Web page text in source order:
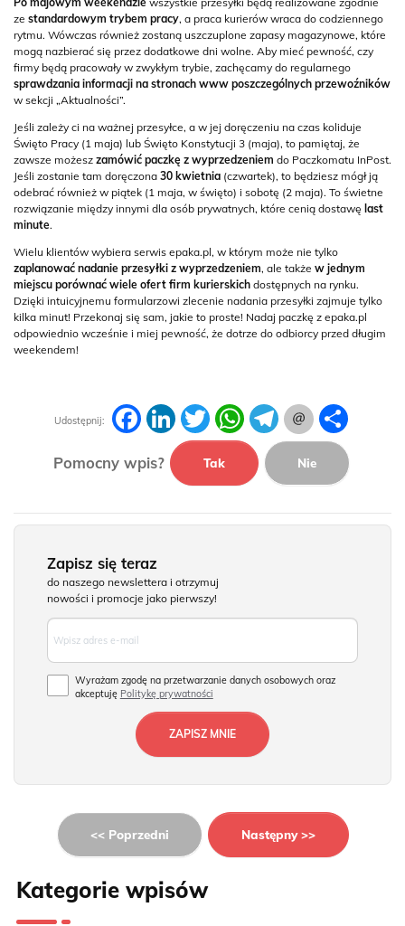
ze standardowym trybem pracy, a praca kurierów wraca do codziennego
rytmu. Wówczas również zostaną uszczuplone zapasy magazynowe, które
mogą nazbierać się przez dodatkowe dni wolne. Aby mieć pewność, czy
firmy będą pracowały w zwykłym trybie, zachęcamy do regularnego
sprawdzania informacji na stronach www poszczególnych przewoźników
w sekcji „Aktualności”.
Jeśli zależy ci na ważnej przesyłce, a w jej doręczeniu na czas koliduje
Święto Pracy (1 maja) lub Święto Konstytucji 3 (maja), to pamiętaj, że
zawsze możesz zamówić paczkę z wyprzedzeniem do Paczkomatu InPost.
Jeśli zostanie tam doręczona 30 kwietnia (czwartek), to będziesz mógł ją
odebrać również w piątek (1 maja, w święto) i sobotę (2 maja). To świetne
rozwiązanie między innymi dla osób prywatnych, które cenią dostawę last
minute.
Wielu klientów wybiera serwis epaka.pl, w którym może nie tylko
zaplanować nadanie przesyłki z wyprzedzeniem, ale także w jednym
miejscu porównać wiele ofert firm kurierskich dostępnych na rynku.
Dzięki intuicyjnemu formularzowi zlecenie nadania przesyłki zajmuje tylko
kilka minut! Przekonaj się sam, jakie to proste! Nadaj paczkę z epaka.pl
odpowiednio wcześnie i miej pewność, że dotrze do odbiorcy przed długim
weekendem!
Udostępnij:
FacebookLinkedInTwitter WhatsAppTelegram
Pomocny wpis? Tak Nie
Zapisz się teraz
do naszego newslettera i otrzymuj
nowości i promocje jako pierwszy!
Wyrażam zgodę na przetwarzanie danych osobowych oraz
akceptuję Politykę prywatności
<< Poprzedni Następny >>
Kategorie wpisów